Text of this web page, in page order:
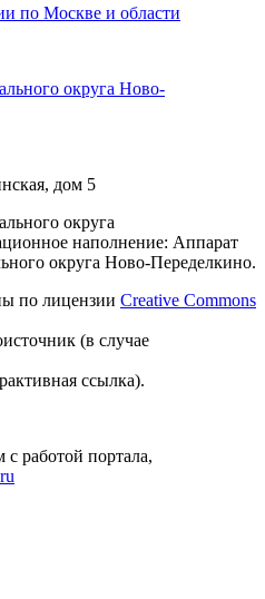
по Москве и области
округа Ново-
дом 5
округа
наполнение: Аппарат
округа Ново-Переделкино.
по лицензии Creative Commons
(в случае
ссылка).
работой портала,